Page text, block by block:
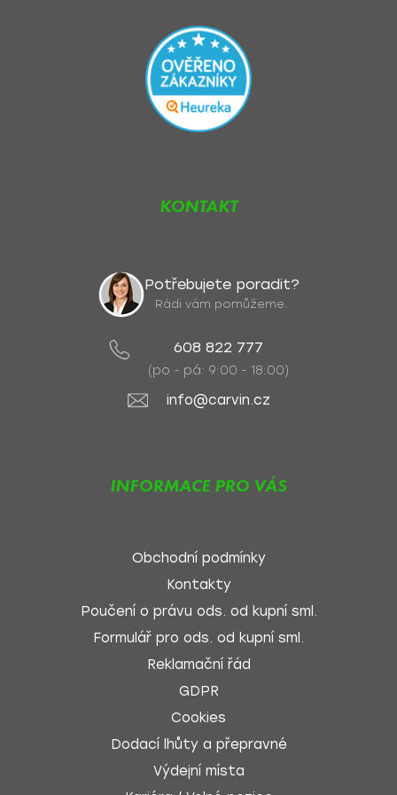
KONTAKT
Potřebujete poradit?
Rádi vám pomůžeme.
608 822 777
(po - pá: 9:00 - 18:00)
info@carvin.cz
INFORMACE PRO VÁS
Obchodní podmínky
Kontakty
Poučení o právu ods. od kupní sml.
Formulář pro ods. od kupní sml.
Reklamační řád
GDPR
Cookies
Dodací lhůty a přepravné
Výdejní místa